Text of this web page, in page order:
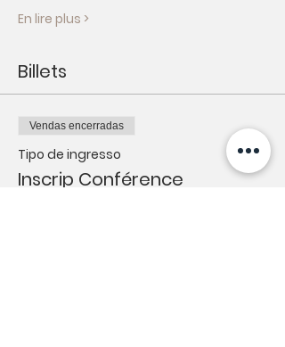
En lire plus >
Billets
Vendas encerradas
Tipo de ingresso
Inscrip Conférence